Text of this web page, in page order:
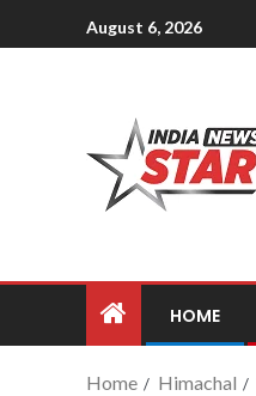
August 6, 2026
HOME
Home Himachal